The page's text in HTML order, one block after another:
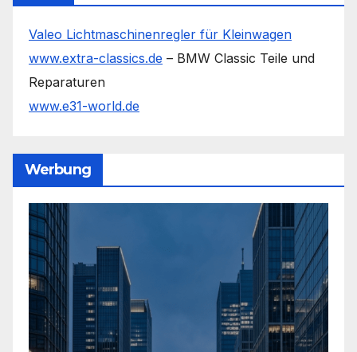
Valeo Lichtmaschinenregler für Kleinwagen
www.extra-classics.de – BMW Classic Teile und
Reparaturen
www.e31-world.de
Werbung